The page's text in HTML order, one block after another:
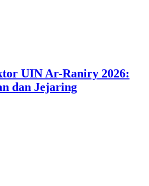
UIN Ar-Raniry 2026:
dan Jejaring